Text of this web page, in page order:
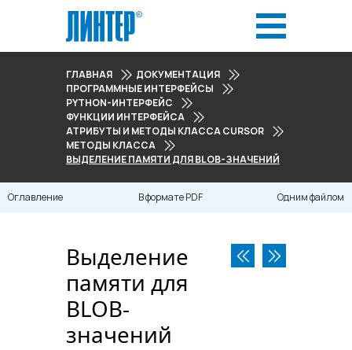
ГЛАВНАЯ
ДОКУМЕНТАЦИЯ
ПРОГРАММНЫЕ ИНТЕРФЕЙСЫ
PYTHON-ИНТЕРФЕЙС
ФУНКЦИИ ИНТЕРФЕЙСА
АТРИБУТЫ И МЕТОДЫ КЛАССА CURSOR
МЕТОДЫ КЛАССА
ВЫДЕЛЕНИЕ ПАМЯТИ ДЛЯ BLOB-ЗНАЧЕНИЙ
Оглавление В формате PDF Одним файлом
Выделение
памяти для
BLOB-
значений